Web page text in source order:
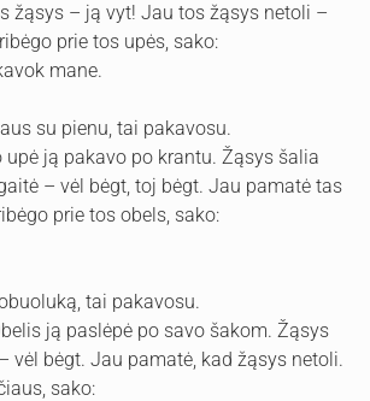
žąsys – ją vyt! Jau tos žąsys netoli –
prie tos upės, sako:
mane.
su pienu, tai pakavosu.
upė ją pakavo po krantu. Žąsys šalia
– vėl bėgt, toj bėgt. Jau pamatė tas
prie tos obels, sako:
tai pakavosu.
ją paslėpė po savo šakom. Žąsys
vėl bėgt. Jau pamatė, kad žąsys netoli.
sako: